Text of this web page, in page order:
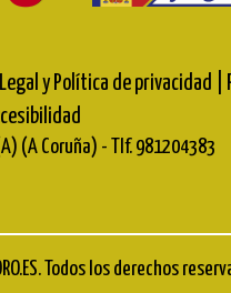
y Política de privacidad |
(A Coruña) - Tlf. 981204383
Todos los derechos